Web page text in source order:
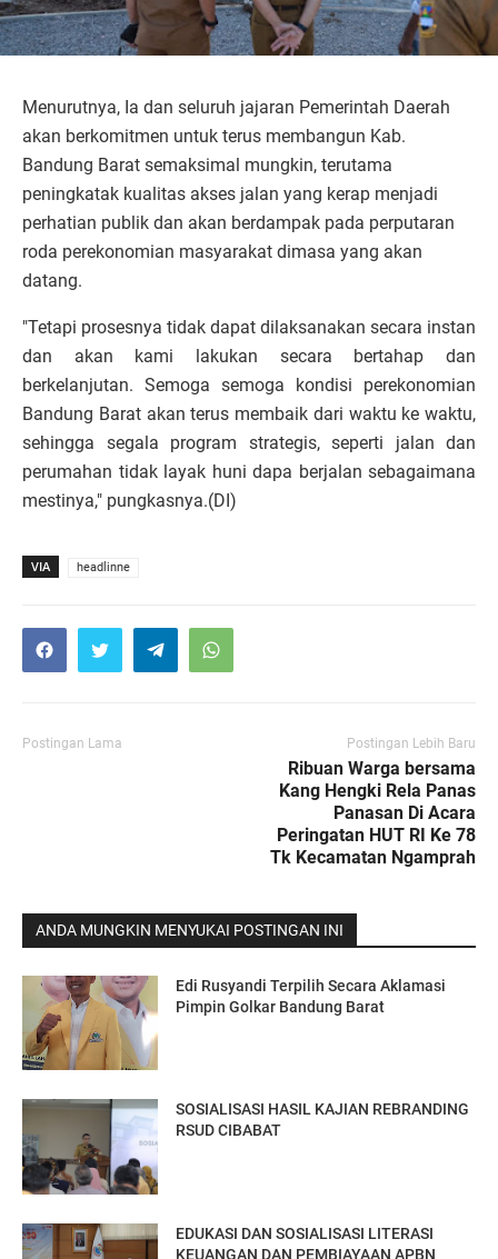
Menurutnya, Ia dan seluruh jajaran Pemerintah Daerah
akan berkomitmen untuk terus membangun Kab.
Bandung Barat semaksimal mungkin, terutama
peningkatak kualitas akses jalan yang kerap menjadi
perhatian publik dan akan berdampak pada perputaran
roda perekonomian masyarakat dimasa yang akan
datang.
"Tetapi prosesnya tidak dapat dilaksanakan secara instan
dan akan kami lakukan secara bertahap dan
berkelanjutan. Semoga semoga kondisi perekonomian
Bandung Barat akan terus membaik dari waktu ke waktu,
sehingga segala program strategis, seperti jalan dan
perumahan tidak layak huni dapa berjalan sebagaimana
mestinya," pungkasnya.(DI)
VIA headlinne
Postingan Lama Postingan Lebih Baru
Ribuan Warga bersama
Kang Hengki Rela Panas
Panasan Di Acara
Peringatan HUT RI Ke 78
Tk Kecamatan Ngamprah
ANDA MUNGKIN MENYUKAI POSTINGAN INI
Edi Rusyandi Terpilih Secara Aklamasi
Pimpin Golkar Bandung Barat
SOSIALISASI HASIL KAJIAN REBRANDING
RSUD CIBABAT
EDUKASI DAN SOSIALISASI LITERASI
KEUANGAN DAN PEMBIAYAAN APBN